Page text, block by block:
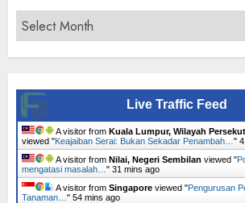
Archives
Live Traffic Feed
A visitor from Kuala Lumpur, Wilayah
viewed "Keajaiban Serai: Bukan Sekadar Penambah… "
A visitor from Nilai, Negeri Sembilan viewed "
mengatasi masalah… " 31 mins ago
A visitor from Singapore viewed "Pengurusan
Tanaman… " 54 mins ago